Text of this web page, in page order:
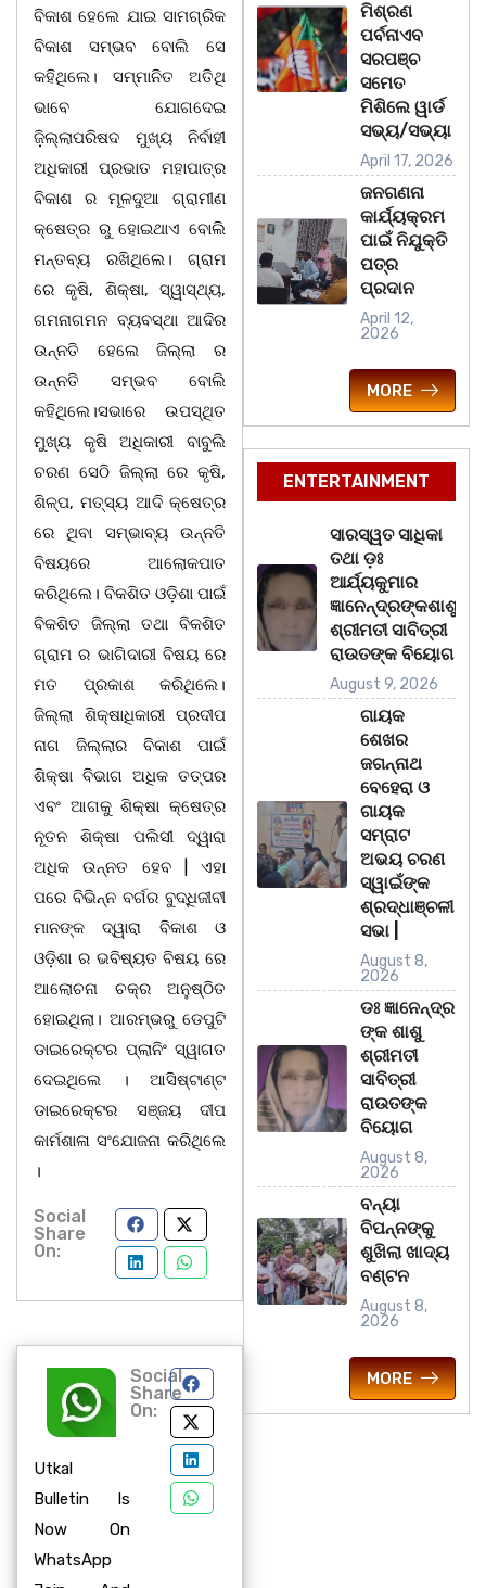
ବିକାଶ ହେଲେ ଯାଇ ସାମଗ୍ରିକ
ବିକାଶ ସମ୍ଭବ ବୋଲି ସେ
କହିଥିଲେ। ସମ୍ମାନିତ ଅତିଥି
ଭାବେ ଯୋଗଦେଇ
ଜ଼ିଲ୍ଲାପରିଷଦ ମୁଖ୍ୟ ନିର୍ବାହୀ
ଅଧିକାରୀ ପ୍ରଭାତ ମହାପାତ୍ର
ବିକାଶ ର ମୂଳଦୁଆ ଗ୍ରାମୀଣ
କ୍ଷେତ୍ର ରୁ ହୋଇଥାଏ ବୋଲି
ମନ୍ତବ୍ୟ ରଖିଥିଲେ। ଗ୍ରାମ
ରେ କୃଷି, ଶିକ୍ଷା, ସ୍ୱାସ୍ଥ୍ୟ,
ଗମନାଗମନ ବ୍ୟବସ୍ଥା ଆଦିର
ଉନ୍ନତି ହେଲେ ଜିଲ୍ଲା ର
ଉନ୍ନତି ସମ୍ଭବ ବୋଲି
କହିଥିଲେ।ସଭାରେ ଉପସ୍ଥିତ
ମୁଖ୍ୟ କୃଷି ଅଧିକାରୀ ବାବୁଲି
ଚରଣ ସେଠି ଜିଲ୍ଲା ରେ କୃଷି,
ଶିଳ୍ପ, ମତ୍ସ୍ୟ ଆଦି କ୍ଷେତ୍ର
ରେ ଥିବା ସମ୍ଭାବ୍ୟ ଉନ୍ନତି
ବିଷୟରେ ଆଲୋକପାତ
କରିଥିଲେ। ବିକଶିତ ଓଡ଼ିଶା ପାଇଁ
ବିକଶିତ ଜିଲ୍ଲା ତଥା ବିକଶିତ
ଗ୍ରାମ ର ଭାଗିଦାରୀ ବିଷୟ ରେ
ମତ ପ୍ରକାଶ କରିଥିଲେ।
ଜିଲ୍ଲା ଶିକ୍ଷାଧିକାରୀ ପ୍ରଦୀପ
ନାଗ ଜିଲ୍ଲାର ବିକାଶ ପାଇଁ
ଶିକ୍ଷା ବିଭାଗ ଅଧିକ ତତ୍ପର
ଏବଂ ଆଗକୁ ଶିକ୍ଷା କ୍ଷେତ୍ର
ନୂତନ ଶିକ୍ଷା ପଲିସୀ ଦ୍ୱାରା
ଅଧିକ ଉନ୍ନତ ହେବ | ଏହା
ପରେ ବିଭିନ୍ନ ବର୍ଗର ବୁଦ୍ଧିଜୀବୀ
ମାନଙ୍କ ଦ୍ୱାରା ବିକାଶ ଓ
ଓଡ଼ିଶା ର ଭବିଷ୍ୟତ ବିଷୟ ରେ
ଆଲୋଚନା ଚକ୍ର ଅନୁଷ୍ଠିତ
ହୋଇଥିଲା। ଆରମ୍ଭରୁ ଡେପୁଟି
ଡାଇରେକ୍ଟର ପ୍ଲାନିଂ ସ୍ୱାଗତ
ଦେଇଥିଲେ । ଆସିଷ୍ଟାଣ୍ଟ
ଡାଇରେକ୍ଟର ସଞ୍ଜୟ ଦୀପ
କାର୍ମଶାଳା ସଂଯୋଜନା କରିଥିଲେ
।
Social
Share
On:
Utkal
Bulletin Is
Now On
WhatsApp
Social
Share
On:
ମିଶ୍ରଣ
ପର୍ବନାଏବ
ସରପଞ୍ଚ
ସମେତ
ମିଶିଲେ ୱାର୍ଡ
ସଭ୍ୟ/ସଭ୍ୟା
April 17, 2026
ଜନଗଣନା
କାର୍ଯ୍ୟକ୍ରମ
ପାଇଁ ନିଯୁକ୍ତି
ପତ୍ର
ପ୍ରଦାନ
April 12,
2026
MORE
ENTERTAINMENT
ସାରସ୍ୱତ ସାଧିକା
ତଥା ଡ଼ଃ
ଆର୍ଯ୍ୟକୁମାର
ଜ୍ଞାନେନ୍ଦ୍ରଙ୍କଶାଶୁ
ଶ୍ରୀମତୀ ସାବିତ୍ରୀ
ରାଉତଙ୍କ ବିୟୋଗ
August 9, 2026
ଗାୟକ
ଶେଖର
ଜଗନ୍ନାଥ
ବେହେରା ଓ
ଗାୟକ
ସମ୍ରାଟ
ଅଭୟ ଚରଣ
ସ୍ୱାଇଁଙ୍କ
ଶ୍ରଦ୍ଧାଞ୍ଚଳୀ
ସଭା |
August 8,
2026
ଡଃ ଜ୍ଞାନେନ୍ଦ୍ର
ଙ୍କ ଶାଶୁ
ଶ୍ରୀମତୀ
ସାବିତ୍ରୀ
ରାଉତଙ୍କ
ବିୟୋଗ
August 8,
2026
ବନ୍ୟା
ବିପନ୍ନଙ୍କୁ
ଶୁଖିଲା ଖାଦ୍ୟ
ବଣ୍ଟନ
August 8,
2026
MORE